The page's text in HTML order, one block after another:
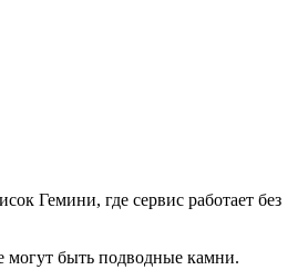
Гемини, где сервис работает без
могут быть подводные камни.